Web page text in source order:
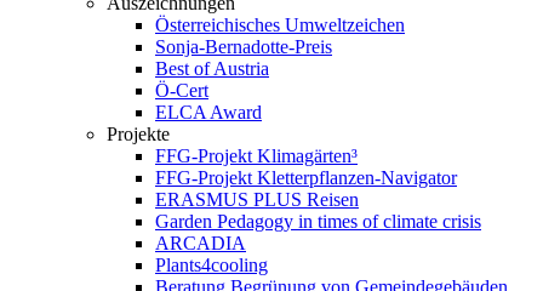
Österreichisches Umweltzeichen
Sonja-Bernadotte-Preis
Best of Austria
Ö-Cert
ELCA Award
Projekte
FFG-Projekt Klimagärten³
FFG-Projekt Kletterpflanzen-Navigator
ERASMUS PLUS Reisen
Garden Pedagogy in times of climate crisis
ARCADIA
Plants4cooling
Beratung Begrünung von Gemeindegebäuden